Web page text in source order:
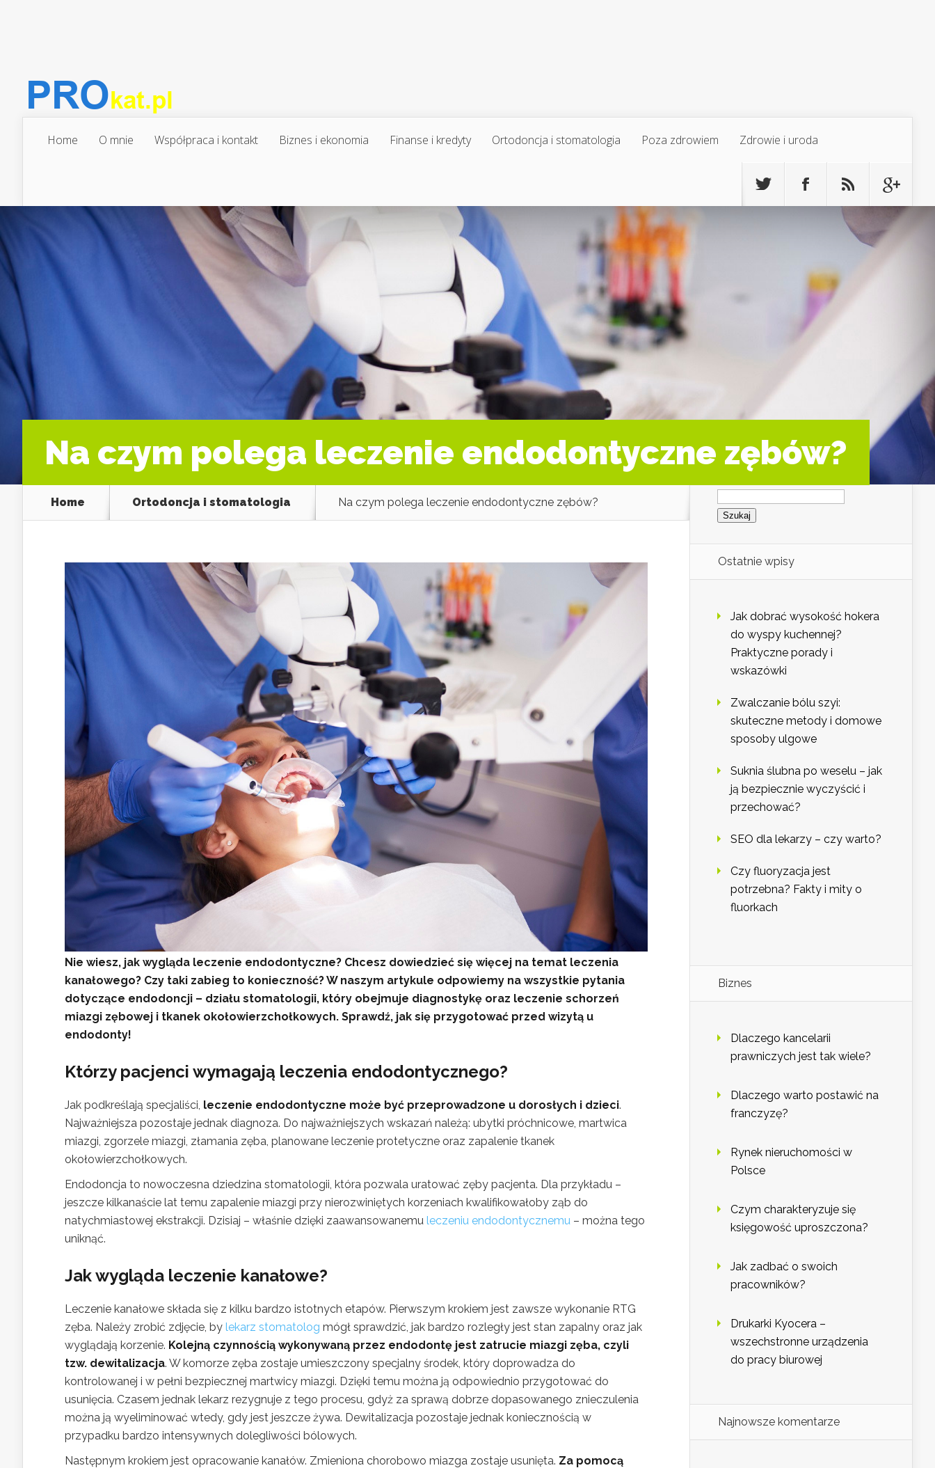
Home O mnie Współpraca i kontakt Biznes i ekonomia Finanse i kredyty Ortodoncja i stomatologia Poza zdrowiem Zdrowie i uroda
Na czym polega leczenie endodontyczne zębów?
Home Ortodoncja i stomatologia Na czym polega leczenie endodontyczne zębów?
Nie wiesz, jak wygląda leczenie endodontyczne? Chcesz dowiedzieć się więcej na temat leczenia
kanałowego? Czy taki zabieg to konieczność? W naszym artykule odpowiemy na wszystkie pytania
dotyczące endodoncji – działu stomatologii, który obejmuje diagnostykę oraz leczenie schorzeń
miazgi zębowej i tkanek okołowierzchołkowych. Sprawdź, jak się przygotować przed wizytą u
endodonty!
Którzy pacjenci wymagają leczenia endodontycznego?
Jak podkreślają specjaliści, leczenie endodontyczne może być przeprowadzone u dorosłych i dzieci.
Najważniejsza pozostaje jednak diagnoza. Do najważniejszych wskazań należą: ubytki próchnicowe, martwica
miazgi, zgorzele miazgi, złamania zęba, planowane leczenie protetyczne oraz zapalenie tkanek
okołowierzchołkowych.
Endodoncja to nowoczesna dziedzina stomatologii, która pozwala uratować zęby pacjenta. Dla przykładu –
jeszcze kilkanaście lat temu zapalenie miazgi przy nierozwiniętych korzeniach kwalifikowałoby ząb do
natychmiastowej ekstrakcji. Dzisiaj – właśnie dzięki zaawansowanemu leczeniu endodontycznemu – można tego
uniknąć.
Jak wygląda leczenie kanałowe?
Leczenie kanałowe składa się z kilku bardzo istotnych etapów. Pierwszym krokiem jest zawsze wykonanie RTG
zęba. Należy zrobić zdjęcie, by lekarz stomatolog mógł sprawdzić, jak bardzo rozległy jest stan zapalny oraz jak
wyglądają korzenie. Kolejną czynnością wykonywaną przez endodontę jest zatrucie miazgi zęba, czyli
tzw. dewitalizacja. W komorze zęba zostaje umieszczony specjalny środek, który doprowadza do
kontrolowanej i w pełni bezpiecznej martwicy miazgi. Dzięki temu można ją odpowiednio przygotować do
usunięcia. Czasem jednak lekarz rezygnuje z tego procesu, gdyż za sprawą dobrze dopasowanego znieczulenia
można ją wyeliminować wtedy, gdy jest jeszcze żywa. Dewitalizacja pozostaje jednak koniecznością w
przypadku bardzo intensywnych dolegliwości bólowych.
Następnym krokiem jest opracowanie kanałów. Zmieniona chorobowo miazga zostaje usunięta. Za pomocą
Szukaj:
Ostatnie wpisy
Jak dobrać wysokość hokera
do wyspy kuchennej?
Praktyczne porady i
wskazówki
Zwalczanie bólu szyi:
skuteczne metody i domowe
sposoby ulgowe
Suknia ślubna po weselu – jak
ją bezpiecznie wyczyścić i
przechować?
SEO dla lekarzy – czy warto?
Czy fluoryzacja jest
potrzebna? Fakty i mity o
fluorkach
Biznes
Dlaczego kancelarii
prawniczych jest tak wiele?
Dlaczego warto postawić na
franczyzę?
Rynek nieruchomości w
Polsce
Czym charakteryzuje się
księgowość uproszczona?
Jak zadbać o swoich
pracowników?
Drukarki Kyocera –
wszechstronne urządzenia
do pracy biurowej
Najnowsze komentarze